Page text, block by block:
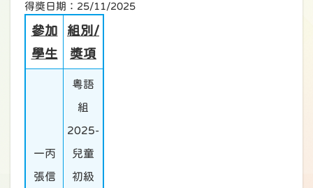
得獎日期：25/11/2025
參加
學生
組別/
獎項
一丙
張信
粵語
組
2025-
兒童
初級